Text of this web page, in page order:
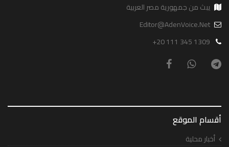
يبث من جمهورية مصر العربية
Editor@AdenVoice.Net
+20 111 345 1309
أقسام الموقع
أخبار محلية